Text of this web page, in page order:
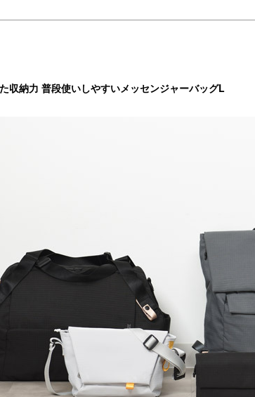
収納力 普段使いしやすいメッセンジャーバッグL